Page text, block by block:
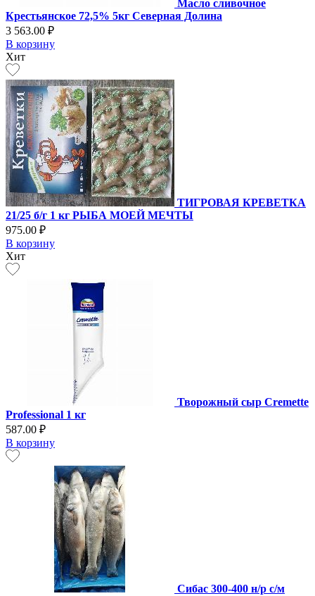
Масло сливочное
Крестьянское 72,5% 5кг Северная Долина
3 563.00 ₽
В корзину
Хит
ТИГРОВАЯ КРЕВЕТКА
21/25 б/г 1 кг РЫБА МОЕЙ МЕЧТЫ
975.00 ₽
В корзину
Хит
Творожный сыр Cremette
Professional 1 кг
587.00 ₽
В корзину
Сибас 300-400 н/р с/м